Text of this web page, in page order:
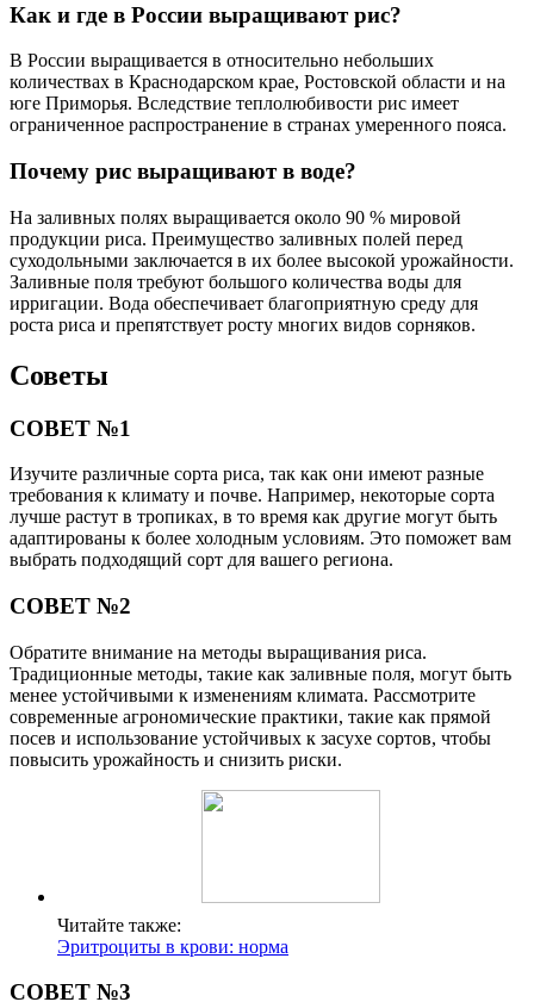
Как и где в России выращивают рис?
В России выращивается в относительно небольших
количествах в Краснодарском крае, Ростовской области и на
юге Приморья. Вследствие теплолюбивости рис имеет
ограниченное распространение в странах умеренного пояса.
Почему рис выращивают в воде?
На заливных полях выращивается около 90 % мировой
продукции риса. Преимущество заливных полей перед
суходольными заключается в их более высокой урожайности.
Заливные поля требуют большого количества воды для
ирригации. Вода обеспечивает благоприятную среду для
роста риса и препятствует росту многих видов сорняков.
Советы
СОВЕТ №1
Изучите различные сорта риса, так как они имеют разные
требования к климату и почве. Например, некоторые сорта
лучше растут в тропиках, в то время как другие могут быть
адаптированы к более холодным условиям. Это поможет вам
выбрать подходящий сорт для вашего региона.
СОВЕТ №2
Обратите внимание на методы выращивания риса.
Традиционные методы, такие как заливные поля, могут быть
менее устойчивыми к изменениям климата. Рассмотрите
современные агрономические практики, такие как прямой
посев и использование устойчивых к засухе сортов, чтобы
повысить урожайность и снизить риски.
Читайте также:
Эритроциты в крови: норма
СОВЕТ №3